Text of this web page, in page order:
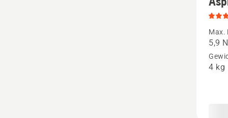
BVX-
P4A
Max.
5,9 N
4 kg